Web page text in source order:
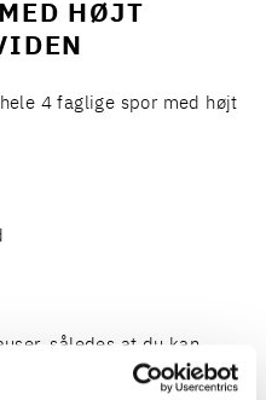
HØJT
4 faglige spor med højt
således at du kan
dit helt eget